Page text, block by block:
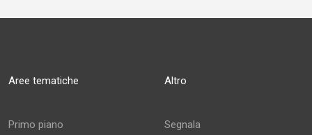
Aree tematiche
Primo piano
Altro
Segnala